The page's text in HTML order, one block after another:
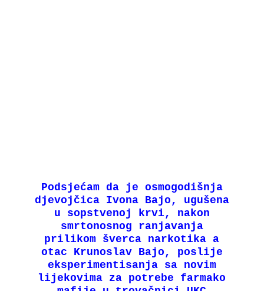
Podsjećam da je osmogodišnja
djevojčica Ivona Bajo, ugušena
u sopstvenoj krvi, nakon
smrtonosnog ranjavanja
prilikom šverca narkotika a
otac Krunoslav Bajo, poslije
eksperimentisanja sa novim
lijekovima za potrebe farmako